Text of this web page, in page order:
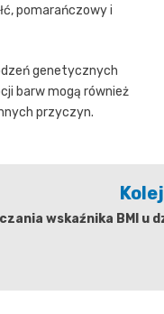
pomarańczowy i
genetycznych
barw mogą również
przyczyn.
wskaźnika BMI u